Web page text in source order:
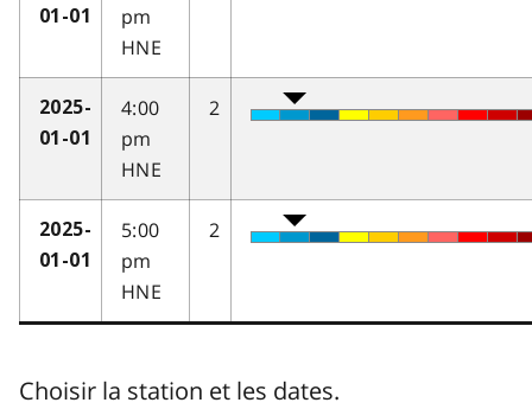
01-01
pm
HNE
2025-
01-01
4:00
pm
HNE
2
2025-
01-01
5:00
pm
HNE
2
Choisir la station et les dates.